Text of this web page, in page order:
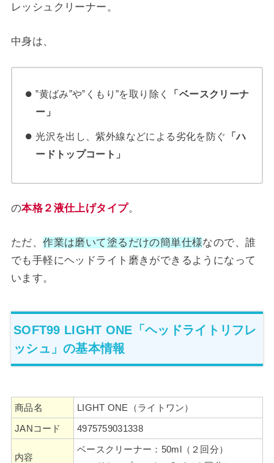
レッシュクリーナー。
中身は、
‟黄ばみ”や‟くもり”を取り除く
「ベースクリーナ
ー」
光沢を出し、紫外線などによる劣化を防ぐ 「ハ
ードトップコート」
の本格２液仕上げタイプ。
ただ、作業は磨いて塗るだけの簡単仕様なので、誰
でも手軽にヘッドライト磨きができるようになって
います。
SOFT99 LIGHT ONE「ヘッドライトリフレ
ッシュ」の基本情報
商品名
LIGHT ONE（ライトワン）
JANコード
4975759031338
内容
ベースクリーナー：50ml（２回分）